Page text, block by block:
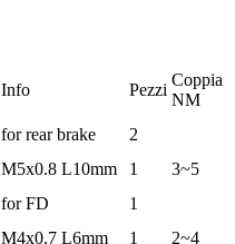
Info Pezzi
Coppia
NM
for rear brake
2
M5x0.8 L10mm 1
3~5
for FD
1
M4x0.7 L6mm 1
2~4